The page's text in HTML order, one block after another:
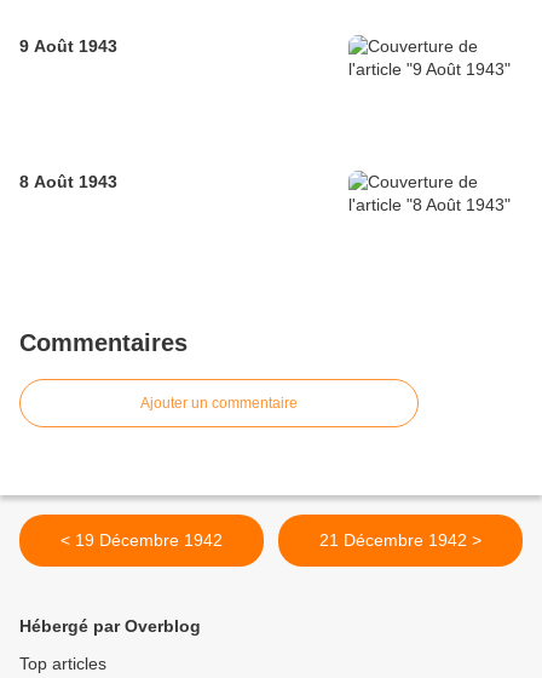
9 Août 1943
8 Août 1943
Commentaires
Ajouter un commentaire
< 19 Décembre 1942 21 Décembre 1942 >
Hébergé par Overblog
Top articles